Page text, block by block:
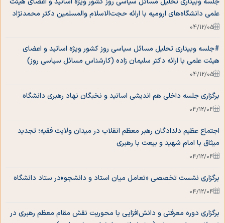
علمی دانشگاه‌های ارومیه با ارائه حجت‌الاسلام والمسلمین دکتر محمدنژاد
رئیس دفاتر نهاد نمایندگی مقام معظم رهبری دانشگاه‌های استان آذربایجان
04/12/05
#جلسه وبیناری تحلیل مسائل سیاسی روز کشور ویژه اساتید و اعضای
هیئت علمی با ارائه دکتر سلیمان زاده (کارشناس مسائل سیاسی روز)
04/12/05
برگزاری جلسه داخلی هم اندیشی اساتید و نخبگان نهاد رهبری دانشگاه
04/12/04
اجتماع عظیم دلدادگان رهبر معظم انقلاب در میدان ولایت فقیه؛ تجدید
میثاق با امام شهید و بیعت با رهبری
04/12/04
برگزاری نشست تخصصی «تعامل میان استاد و دانشجو»در ستاد دانشگاه
04/12/04
برگزاری دوره معرفتی و دانش‌افزایی با محوریت نقش مقام معظم رهبری در